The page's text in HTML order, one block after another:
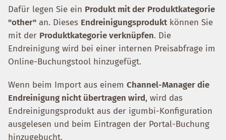
Dafür legen Sie ein Produkt mit der Produktkategorie
"other" an. Dieses Endreinigungsproduktkönnen Sie
mit der Produktkategorie verknüpfen. Die
Endreinigung wird bei einer internen Preisabfrage im
Online-Buchungstool hinzugefügt.
Wenn beim Import aus einem Channel-Manager die
Endreinigung nicht übertragen wird, wird das
Endreinigungsprodukt aus der igumbi-Konfiguration
ausgelesen und beim Eintragen der Portal-Buchung
hinzugebucht.